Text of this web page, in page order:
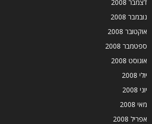
דצמבר 2008
נובמבר 2008
אוקטובר 2008
ספטמבר 2008
אוגוסט 2008
יולי 2008
יוני 2008
מאי 2008
אפריל 2008